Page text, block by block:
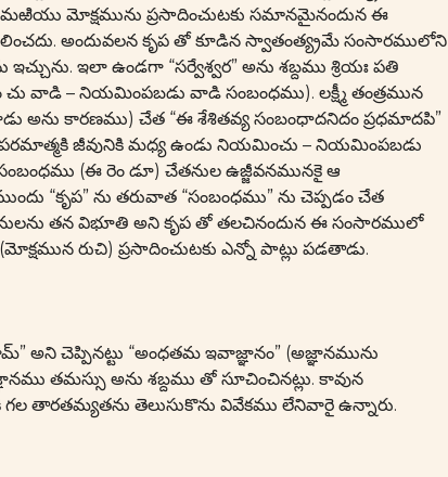
మఱియు మోక్షమును ప్రసాదించుటకు సమానమైనందున ఈ
అందువలన కృప తో కూడిన స్వాతంత్య్రమే సంసారములోని
ఇలా ఉండగా “సర్వేశ్వర” అను శబ్దము శ్రియః పతి
– నియమింపబడు వాడి సంబంధము). లక్ష్మీ తంత్రమున
అను కారణము) చేత “ఈ శేశితవ్య సంబంధాదనిదం ప్రధమాదపి”
జీవునికి మధ్య ఉండు నియమించు – నియమింపబడు
(ఈ రెం డూ) చేతనుల ఉజ్జీవనమునకై ఆ
“కృప” ను తరువాత “సంబంధము” ను చెప్పడం చేత
తన విభూతి అని కృప తో తలచినందున ఈ సంసారములో
రుచి) ప్రసాదించుటకు ఎన్నో పాట్లు పడతాడు.
అని చెప్పినట్టు “అంధతమ ఇవాజ్ఞానం” (అజ్ఞానమును
తమస్సు అను శబ్దము తో సూచించినట్లు. కావున
గల తారతమ్యతను తెలుసుకొను వివేకము లేనివారై ఉన్నారు.